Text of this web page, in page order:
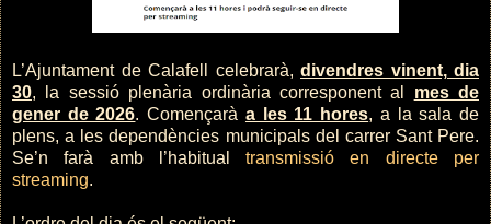
L’Ajuntament de Calafell celebrarà, divendres vinent, dia
30, la sessió plenària ordinària corresponent al mes de
gener de 2026. Començarà a les 11 hores, a la sala de
plens, a les dependències municipals del carrer Sant Pere.
Se’n farà amb l’habitualtransmissió en directe per
streaming.